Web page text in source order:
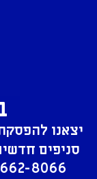
יצאנו
סניפים
8066